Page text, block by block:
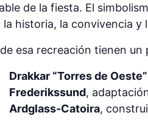
de la fiesta. El
la historia, la convivencia y
esa recreación tienen
Drakkar “Torres de Oeste”
Frederikssund,
Ardglass-Catoira,